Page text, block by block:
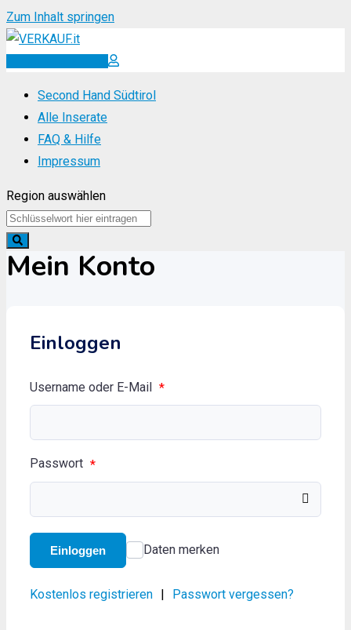
Zum Inhalt springen
Inserat erstellen
Second Hand Südtirol
Alle Inserate
FAQ & Hilfe
Impressum
Region auswählen
Mein Konto
Einloggen
Username oder E-Mail *
Passwort *
Einloggen Daten merken
Kostenlos registrieren | Passwort vergessen?